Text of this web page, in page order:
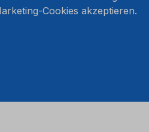
Cookies akzeptieren.